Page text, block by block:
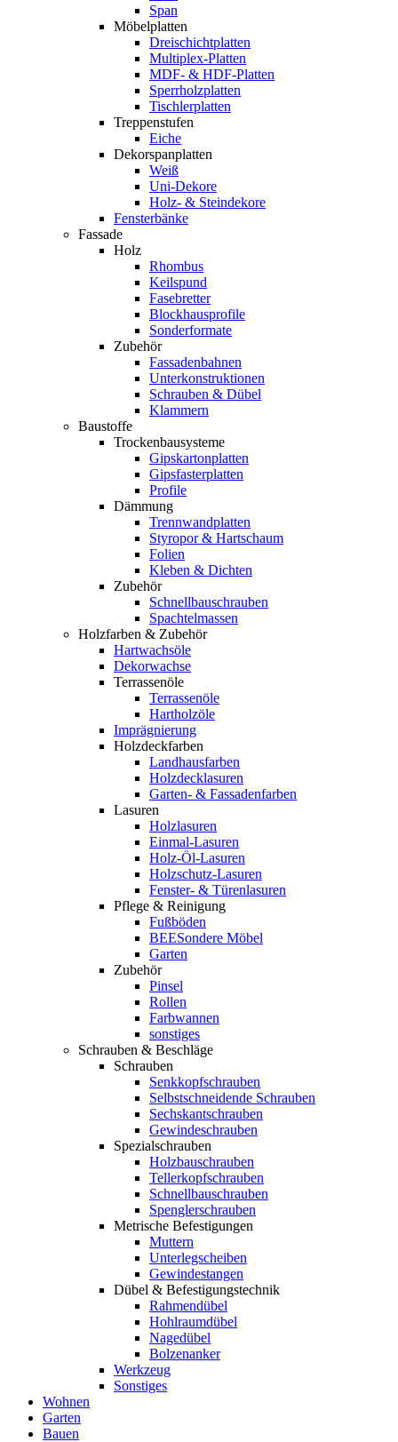
Span
Möbelplatten
Dreischichtplatten
Multiplex-Platten
MDF- & HDF-Platten
Sperrholzplatten
Tischlerplatten
Treppenstufen
Eiche
Dekorspanplatten
Weiß
Uni-Dekore
Holz- & Steindekore
Fensterbänke
Fassade
Holz
Rhombus
Keilspund
Fasebretter
Blockhausprofile
Sonderformate
Zubehör
Fassadenbahnen
Unterkonstruktionen
Schrauben & Dübel
Klammern
Baustoffe
Trockenbausysteme
Gipskartonplatten
Gipsfasterplatten
Profile
Dämmung
Trennwandplatten
Styropor & Hartschaum
Folien
Kleben & Dichten
Zubehör
Schnellbauschrauben
Spachtelmassen
Holzfarben & Zubehör
Hartwachsöle
Dekorwachse
Terrassenöle
Terrassenöle
Hartholzöle
Imprägnierung
Holzdeckfarben
Landhausfarben
Holzdecklasuren
Garten- & Fassadenfarben
Lasuren
Holzlasuren
Einmal-Lasuren
Holz-Öl-Lasuren
Holzschutz-Lasuren
Fenster- & Türenlasuren
Pflege & Reinigung
Fußböden
BEESondere Möbel
Garten
Zubehör
Pinsel
Rollen
Farbwannen
sonstiges
Schrauben & Beschläge
Schrauben
Senkkopfschrauben
Selbstschneidende Schrauben
Sechskantschrauben
Gewindeschrauben
Spezialschrauben
Holzbauschrauben
Tellerkopfschrauben
Schnellbauschrauben
Spenglerschrauben
Metrische Befestigungen
Muttern
Unterlegscheiben
Gewindestangen
Dübel & Befestigungstechnik
Rahmendübel
Hohlraumdübel
Nagedübel
Bolzenanker
Werkzeug
Sonstiges
Wohnen
Garten
Bauen